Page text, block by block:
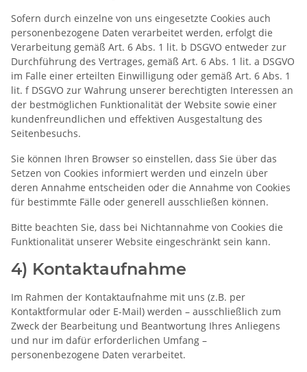
Sofern durch einzelne von uns eingesetzte Cookies auch
personenbezogene Daten verarbeitet werden, erfolgt die
Verarbeitung gemäß Art. 6 Abs. 1 lit. b DSGVO entweder zur
Durchführung des Vertrages, gemäß Art. 6 Abs. 1 lit. a DSGVO
im Falle einer erteilten Einwilligung oder gemäß Art. 6 Abs. 1
lit. f DSGVO zur Wahrung unserer berechtigten Interessen an
der bestmöglichen Funktionalität der Website sowie einer
kundenfreundlichen und effektiven Ausgestaltung des
Seitenbesuchs.
Sie können Ihren Browser so einstellen, dass Sie über das
Setzen von Cookies informiert werden und einzeln über
deren Annahme entscheiden oder die Annahme von Cookies
für bestimmte Fälle oder generell ausschließen können.
Bitte beachten Sie, dass bei Nichtannahme von Cookies die
Funktionalität unserer Website eingeschränkt sein kann.
4) Kontaktaufnahme
Im Rahmen der Kontaktaufnahme mit uns (z.B. per
Kontaktformular oder E-Mail) werden – ausschließlich zum
Zweck der Bearbeitung und Beantwortung Ihres Anliegens
und nur im dafür erforderlichen Umfang –
personenbezogene Daten verarbeitet.